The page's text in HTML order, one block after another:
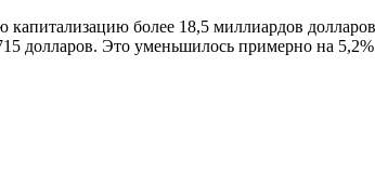
более 18,5 миллиардов
долларов. Это уменьшилось примерно на 5,2%